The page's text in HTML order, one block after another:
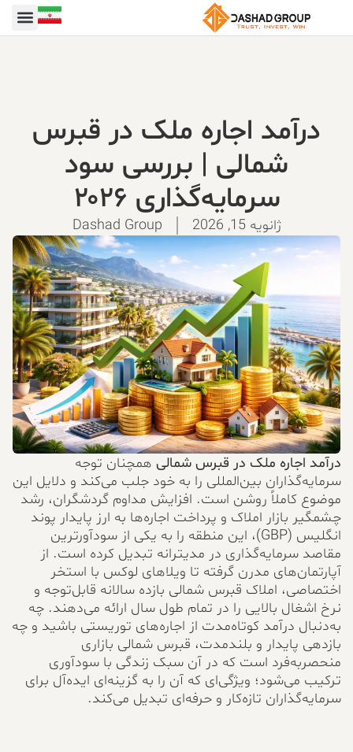
درآمد اجاره ملک در قبرس
شمالی | بررسی سود
سرمایه‌گذاری ۲۰۲۶
ژانویه 15, 2026 Dashad Group
درآمد اجاره ملک در قبرس شمالیهمچنان توجه
سرمایه‌گذاران بین‌المللی را به خود جلب می‌کند و دلایل این
موضوع کاملاً روشن است. افزایش مداوم گردشگران، رشد
چشمگیر بازار املاک و پرداخت اجاره‌ها به ارز پایدار پوند
انگلیس (GBP)، این منطقه را به یکی از سودآورترین
مقاصد سرمایه‌گذاری در مدیترانه تبدیل کرده است. از
آپارتمان‌های مدرن گرفته تا ویلاهای لوکس با استخر
اختصاصی، املاک قبرس شمالی بازده سالانه قابل‌توجه و
نرخ اشغال بالایی را در تمام طول سال ارائه می‌دهند. چه
به‌دنبال درآمد کوتاه‌مدت از اجاره‌های توریستی باشید و چه
بازدهی پایدار و بلندمدت، قبرس شمالی بازاری
منحصربه‌فرد است که در آن سبک زندگی با سودآوری
ترکیب می‌شود؛ ویژگی‌ای که آن را به گزینه‌ای ایده‌آل برای
سرمایه‌گذاران تازه‌کار و حرفه‌ای تبدیل می‌کند.